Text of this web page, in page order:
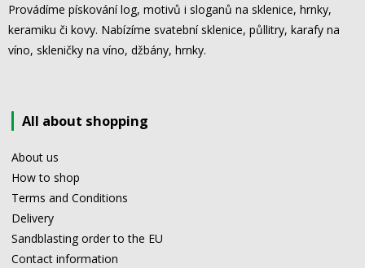
Provádíme pískování log, motivů i sloganů na sklenice, hrnky,
keramiku či kovy. Nabízíme svatební sklenice, půllitry, karafy na
víno, skleničky na víno, džbány, hrnky.
All about shopping
About us
How to shop
Terms and Conditions
Delivery
Sandblasting order to the EU
Contact information